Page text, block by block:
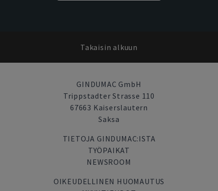
Takaisin alkuun
GINDUMAC GmbH
Trippstadter Strasse 110
67663 Kaiserslautern
Saksa
TIETOJA GINDUMAC:ISTA
TYÖPAIKAT
NEWSROOM
OIKEUDELLINEN HUOMAUTUS